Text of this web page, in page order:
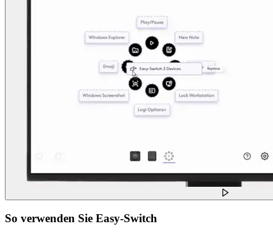
So verwenden Sie Easy-Switch